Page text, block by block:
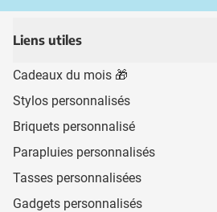
Liens utiles
Cadeaux du mois 🎁
Stylos personnalisés
Briquets personnalisé
Parapluies personnalisés
Tasses personnalisées
Gadgets personnalisés